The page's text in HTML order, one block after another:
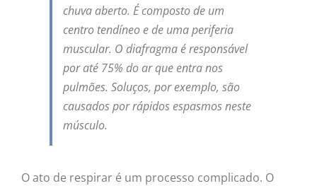
chuva aberto. É composto de um
centro tendíneo e de uma periferia
muscular. O diafragma é responsável
por até 75% do ar que entra nos
pulmões. Soluços, por exemplo, são
causados por rápidos espasmos neste
músculo.
O ato de respirar é um processo complicado. O